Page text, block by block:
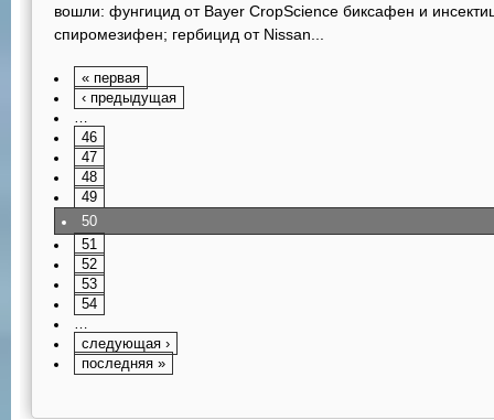
вошли: фунгицид от Bayer CropScience биксафен и
спиромезифен; гербицид от Nissan...
« первая
‹ предыдущая
…
46
47
48
49
50
51
52
53
54
…
следующая ›
последняя »